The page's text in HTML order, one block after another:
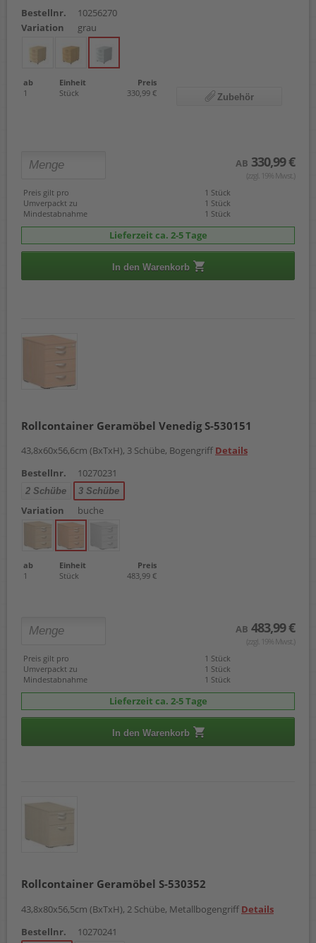
Bestellnr.
10256270
Variation
grau
ab Einheit
Preis
1
Stück 330,99 € Zubehör
AB 330,99 €
(zzgl. 19% Mwst.)
Preis gilt pro
1 Stück
Umverpackt zu
1 Stück
Mindestabnahme
1 Stück
Lieferzeit ca. 2-5 Tage
In den Warenkorb
Rollcontainer Geramöbel Venedig S-530151
43,8x60x56,6cm (BxTxH), 3 Schübe, Bogengriff Details
Bestellnr.
10270231
2 Schübe 3 Schübe
Variation buche
ab Einheit
Preis
1
Stück 483,99 €
AB 483,99 €
(zzgl. 19% Mwst.)
Preis gilt pro
1 Stück
Umverpackt zu
1 Stück
Mindestabnahme
1 Stück
Lieferzeit ca. 2-5 Tage
In den Warenkorb
Rollcontainer Geramöbel S-530352
43,8x80x56,5cm (BxTxH), 2 Schübe, Metallbogengriff Details
Bestellnr.
10270241